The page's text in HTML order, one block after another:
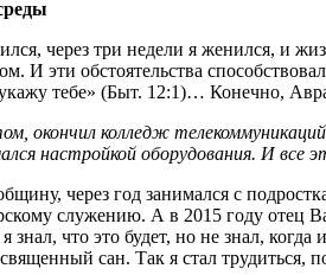
через три недели я женился, и
И эти обстоятельства
тебе» (Быт. 12:1)… Конечно,
окончил колледж
настройкой оборудования. И
через год занимался с
служению. А в 2015 году отец
знал, что это будет, но не знал,
сан. Так я стал трудиться,